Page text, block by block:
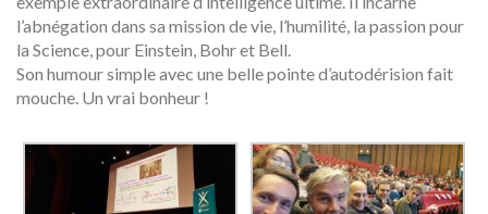
l’abnégation dans sa mission de vie, l’humilité, la passion pour
la Science, pour Einstein, Bohr et Bell.
Son humour simple avec une belle pointe d’autodérision fait
mouche. Un vrai bonheur !